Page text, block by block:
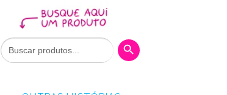
Search
for:
Search Button